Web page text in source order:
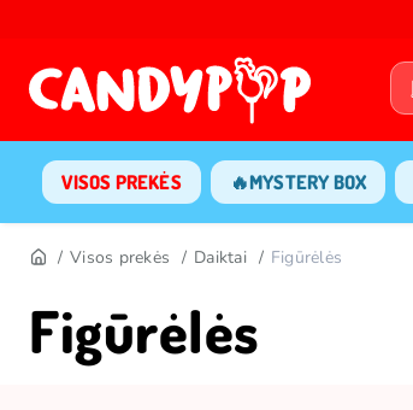
VISOS PREKĖS 🔥MYSTERY BOX
Visos prekės Daiktai Figūrėlės
Figūrėlės